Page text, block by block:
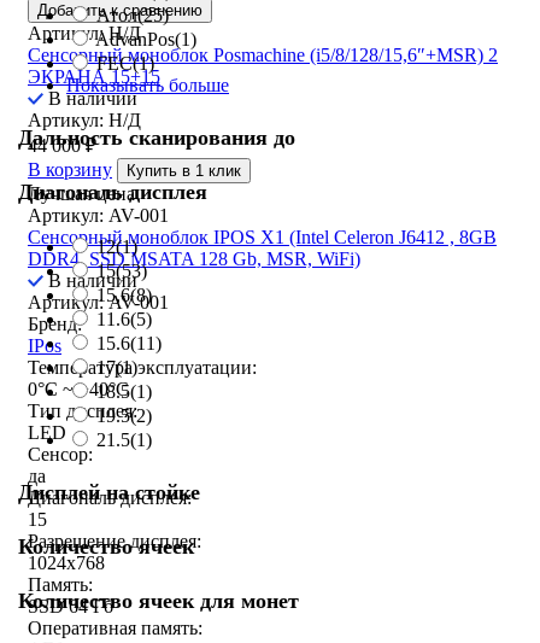
Атол(25)
AdvanPos(1)
FEC(1)
Показывать больше
Дальность сканирования до
Диагональ дисплея
12(1)
15(53)
15,6(8)
11.6(5)
15.6(11)
17(1)
18.5(1)
19.5(2)
21.5(1)
Дисплей на стойке
Количество ячеек
Количество ячеек для монет
Добавить к сравнению
Артикул: Н/Д
Сенсорный моноблок Posmachine (i5/8/128/15,6″+MSR) 2
ЭКРАНА 15+15
В наличии
Артикул: Н/Д
44 000₽
В корзину
Купить в 1 клик
Лучшая цена
Артикул: AV-001
Сенсорный моноблок IPOS X1 (Intel Celeron J6412 , 8GB
DDR4, SSD MSATA 128 Gb, MSR, WiFi)
В наличии
Артикул: AV-001
Бренд:
IPos
Температура эксплуатации:
0°C ~ +40°C
Тип дисплея:
LED
Сенсор:
да
Диагональ дисплея:
15
Разрешение дисплея:
1024x768
Память:
SSD 64 Гб
Оперативная память: